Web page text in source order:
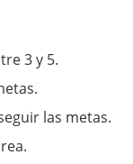
3 y 5.
las metas.